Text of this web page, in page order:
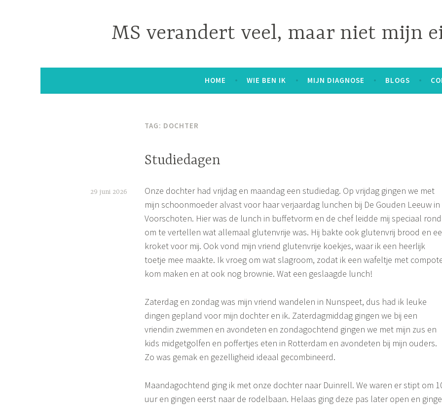
MS verandert veel, maar niet mijn
HOME WIE BEN IK MIJN DIAGNOSE BLOGS
TAG: DOCHTER
Studiedagen
29 juni 2026
Onze dochter had vrijdag en maandag een studiedag. Op vrijdag gingen we met
mijn schoonmoeder alvast voor haar verjaardag lunchen bij De Gouden Leeuw in
Voorschoten. Hier was de lunch in buffetvorm en de chef leidde mij speciaal rond
om te vertellen wat allemaal glutenvrije was. Hij bakte ook glutenvrij brood en
kroket voor mij. Ook vond mijn vriend glutenvrije koekjes, waar ik een heerlijk
toetje mee maakte. Ik vroeg om wat slagroom, zodat ik een wafeltje met
kom maken en at ook nog brownie. Wat een geslaagde lunch!
Zaterdag en zondag was mijn vriend wandelen in Nunspeet, dus had ik leuke
dingen gepland voor mijn dochter en ik. Zaterdagmiddag gingen we bij een
vriendin zwemmen en avondeten en zondagochtend gingen we met mijn zus en
kids midgetgolfen en poffertjes eten in Rotterdam en avondeten bij mijn ouders.
Zo was gemak en gezelligheid ideaal gecombineerd.
Maandagochtend ging ik met onze dochter naar Duinrell. We waren er stipt om
uur en gingen eerst naar de rodelbaan. Helaas ging deze pas later open en